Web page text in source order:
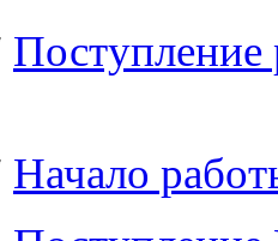
Поступление
Начало